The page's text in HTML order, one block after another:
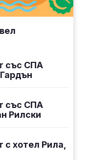
със СПА
със СПА
Рилски
с хотел Рила,